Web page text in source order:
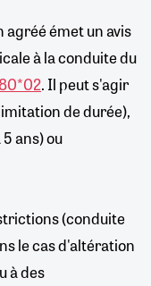
agréé émet un avis
à la conduite du
. Il peut s'agir
de durée),
ans) ou
(conduite
le cas d'altération
à des